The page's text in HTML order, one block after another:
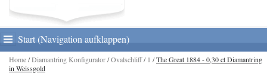
Start (Navigation aufklappen)
Home/Diamantring Konfigurator/Ovalschliff/ 1 /The Great 1884 - 0,30 ct Diamantring
in Weissgold